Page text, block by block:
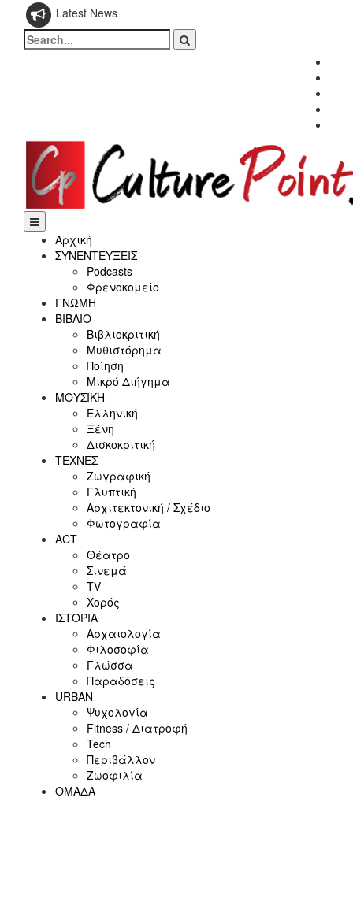
Latest News
Search
for:
Αρχική
ΣΥΝΕΝΤΕΥΞΕΙΣ
Podcasts
Φρενοκομείο
ΓΝΩΜΗ
ΒΙΒΛΙΟ
Βιβλιοκριτική
Μυθιστόρημα
Ποίηση
Μικρό Διήγημα
ΜΟΥΣΙΚΗ
Ελληνική
Ξένη
Δισκοκριτική
ΤΕΧΝΕΣ
Ζωγραφική
Γλυπτική
Αρχιτεκτονική / Σχέδιο
Φωτογραφία
ACT
Θέατρο
Σινεμά
ΤV
Χορός
ΙΣΤΟΡΙΑ
Αρχαιολογία
Φιλοσοφία
Γλώσσα
Παραδόσεις
URBAN
Ψυχολογία
Fitness / Διατροφή
Tech
Περιβάλλον
Ζωοφιλία
ΟΜΑΔΑ